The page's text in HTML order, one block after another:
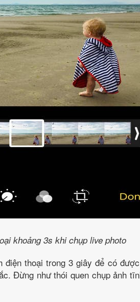
khoảng 3s khi chụp live photo
thoại trong 3 giây để có
Đừng như thói quen chụp ảnh